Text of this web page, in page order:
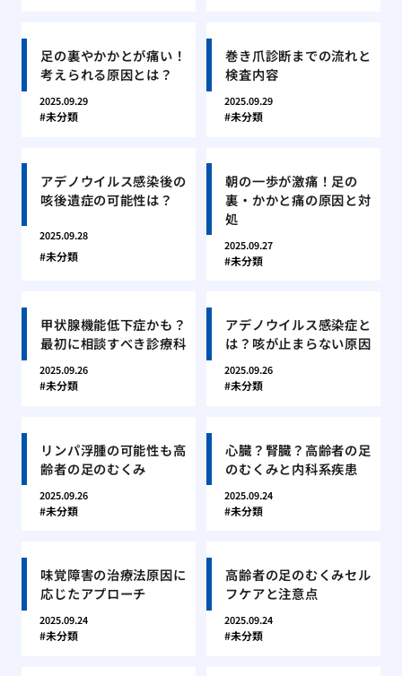
足の裏やかかとが痛い！
考えられる原因とは？
2025.09.29
未分類
巻き爪診断までの流れと
検査内容
2025.09.29
未分類
アデノウイルス感染後の
咳後遺症の可能性は？
2025.09.28
未分類
朝の一歩が激痛！足の
裏・かかと痛の原因と対
処
2025.09.27
未分類
甲状腺機能低下症かも？
最初に相談すべき診療科
2025.09.26
未分類
アデノウイルス感染症と
は？咳が止まらない原因
2025.09.26
未分類
リンパ浮腫の可能性も高
齢者の足のむくみ
2025.09.26
未分類
心臓？腎臓？高齢者の足
のむくみと内科系疾患
2025.09.24
未分類
味覚障害の治療法原因に
応じたアプローチ
2025.09.24
未分類
高齢者の足のむくみセル
フケアと注意点
2025.09.24
未分類